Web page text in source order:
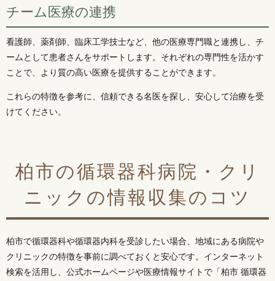
チーム医療の連携
看護師、薬剤師、臨床工学技士など、他の医療専門職と連携し、チ
ームとして患者さんをサポートします。それぞれの専門性を活かす
ことで、より質の高い医療を提供することができます。
これらの特徴を参考に、信頼できる名医を探し、安心して治療を受
けてください。
柏市の循環器科病院・クリ
ニックの情報収集のコツ
柏市で循環器科や循環器内科を受診したい場合、地域にある病院や
クリニックの特徴を事前に調べておくと安心です。インターネット
検索を活用し、公式ホームページや医療情報サイトで「柏市 循環器